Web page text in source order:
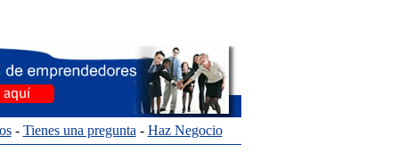
- Tienes una pregunta - Haz Negocio